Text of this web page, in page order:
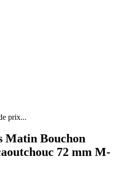
prix...
Matin Bouchon
72 mm M-